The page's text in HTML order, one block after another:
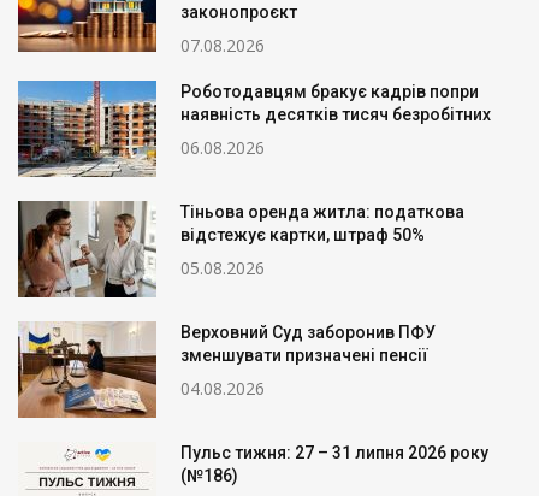
законопроєкт
07.08.2026
Роботодавцям бракує кадрів попри
наявність десятків тисяч безробітних
06.08.2026
Тіньова оренда житла: податкова
відстежує картки, штраф 50%
05.08.2026
Верховний Суд заборонив ПФУ
зменшувати призначені пенсії
04.08.2026
Пульс тижня: 27 – 31 липня 2026 року
(№186)